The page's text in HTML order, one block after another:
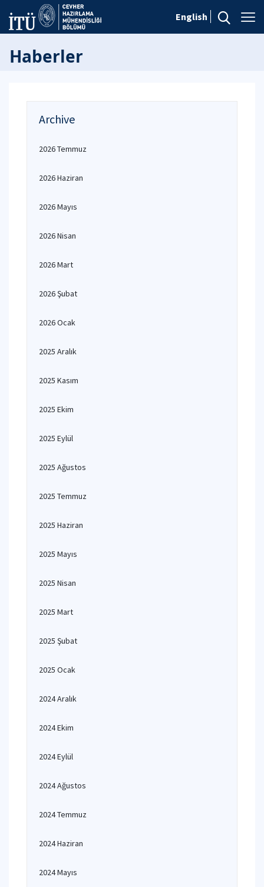
English
Haberler
Archive
2026 Temmuz
2026 Haziran
2026 Mayıs
2026 Nisan
2026 Mart
2026 Şubat
2026 Ocak
2025 Aralık
2025 Kasım
2025 Ekim
2025 Eylül
2025 Ağustos
2025 Temmuz
2025 Haziran
2025 Mayıs
2025 Nisan
2025 Mart
2025 Şubat
2025 Ocak
2024 Aralık
2024 Ekim
2024 Eylül
2024 Ağustos
2024 Temmuz
2024 Haziran
2024 Mayıs